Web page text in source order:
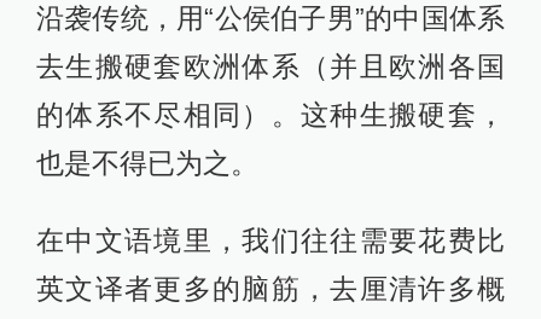
沿袭传统，用“公侯伯子男”的中国体系
去生搬硬套欧洲体系（并且欧洲各国
的体系不尽相同）。这种生搬硬套，
也是不得已为之。
在中文语境里，我们往往需要花费比
英文译者更多的脑筋，去厘清许多概